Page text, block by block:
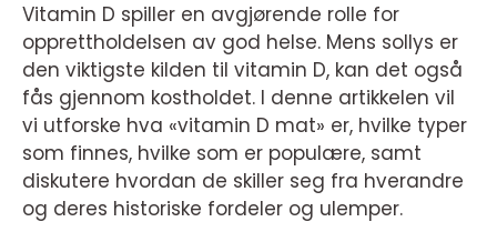
Vitamin D spiller en avgjørende rolle for
opprettholdelsen av god helse. Mens sollys er
den viktigste kilden til vitamin D, kan det også
fås gjennom kostholdet. I denne artikkelen vil
vi utforske hva «vitamin D mat» er, hvilke typer
som finnes, hvilke som er populære, samt
diskutere hvordan de skiller seg fra hverandre
og deres historiske fordeler og ulemper.